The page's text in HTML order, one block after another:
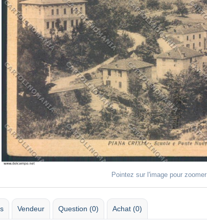
Pointez sur l'image pour zoomer
Vendeur Question (0) Achat (0)